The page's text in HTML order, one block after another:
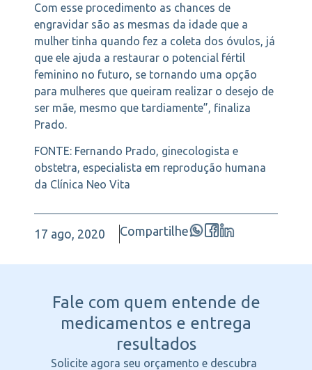
Com esse procedimento as chances de
engravidar são as mesmas da idade que a
mulher tinha quando fez a coleta dos óvulos, já
que ele ajuda a restaurar o potencial fértil
feminino no futuro, se tornando uma opção
para mulheres que queiram realizar o desejo de
ser mãe, mesmo que tardiamente”, finaliza
Prado.
FONTE: Fernando Prado, ginecologista e
obstetra, especialista em reprodução humana
da Clínica Neo Vita
17 ago, 2020 Compartilhe
Fale com quem entende de
medicamentos e entrega
resultados
Solicite agora seu orçamento e descubra